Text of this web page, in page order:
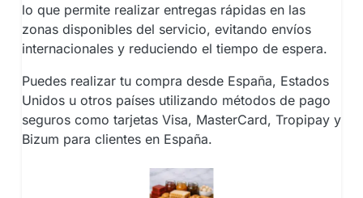
lo que permite realizar entregas rápidas en las
zonas disponibles del servicio, evitando envíos
internacionales y reduciendo el tiempo de espera.
Puedes realizar tu compra desde España, Estados
Unidos u otros países utilizando métodos de pago
seguros como tarjetas Visa, MasterCard, Tropipay y
Bizum para clientes en España.